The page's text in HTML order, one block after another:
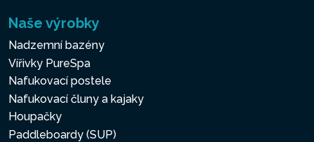
Naše výrobky
Nadzemní bazény
Vířivky PureSpa
Nafukovací postele
Nafukovací čluny a kajaky
Houpačky
Paddleboardy (SUP)